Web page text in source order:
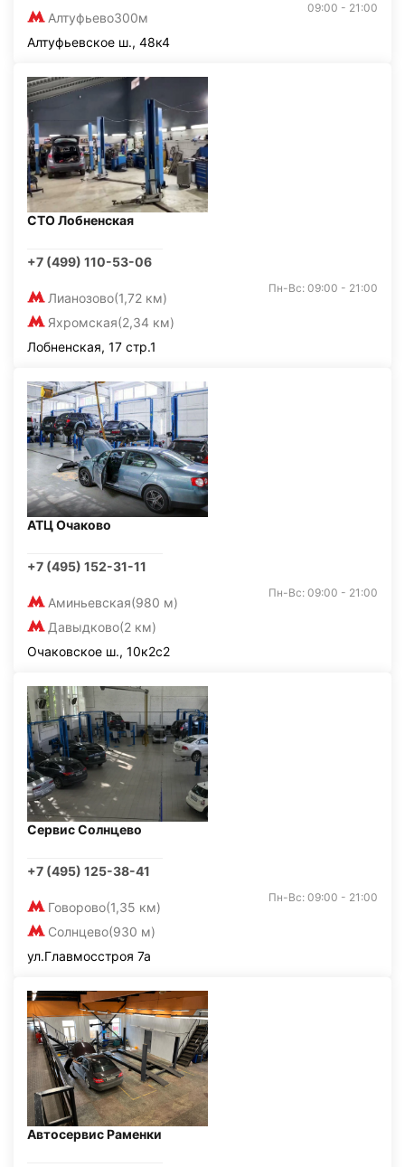
Алтуфьево300м
09:00 - 21:00
Алтуфьевское ш., 48к4
СТО Лобненская
+7 (499) 110-53-06
Лианозово(1,72 км)
Яхромская(2,34 км)
Пн-Вс: 09:00 - 21:00
Лобненская, 17 стр.1
АТЦ Очаково
+7 (495) 152-31-11
Аминьевская(980 м)
Давыдково(2 км)
Пн-Вс: 09:00 - 21:00
Очаковское ш., 10к2с2
Сервис Солнцево
+7 (495) 125-38-41
Говорово(1,35 км)
Солнцево(930 м)
Пн-Вс: 09:00 - 21:00
ул.Главмосстроя 7а
Автосервис Раменки